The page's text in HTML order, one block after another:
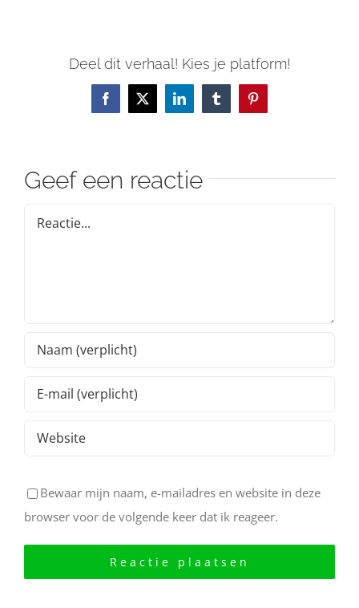
Deel dit verhaal! Kies je platform!
Facebook
X LinkedInTumblrPinterest
Geef een reactie
Reactie
Bewaar mijn naam, e-mailadres en website in deze
browser voor de volgende keer dat ik reageer.